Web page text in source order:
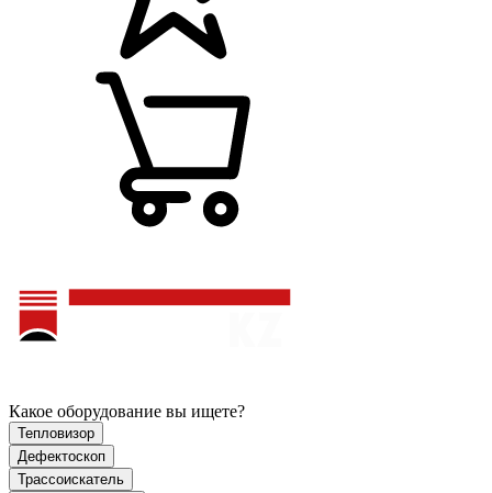
Какое оборудование вы ищете?
Тепловизор
Дефектоскоп
Трассоискатель